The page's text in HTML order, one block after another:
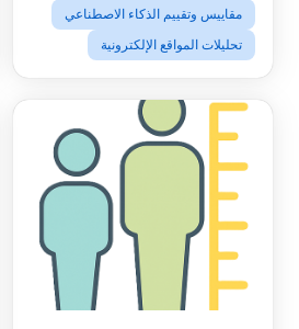
مقاييس وتقييم الذكاء الاصطناعي
تحليلات المواقع الإلكترونية